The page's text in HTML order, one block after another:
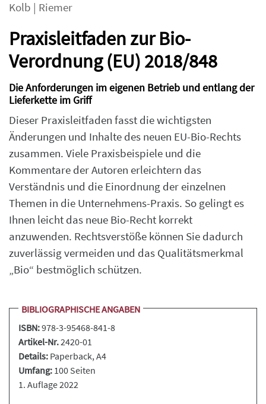
Kolb | Riemer
Praxisleitfaden zur Bio-
Verordnung (EU) 2018/848
Die Anforderungen im eigenen Betrieb und entlang der
Lieferkette im Griff
Dieser Praxisleitfaden fasst die wichtigsten
Änderungen und Inhalte des neuen EU-Bio-Rechts
zusammen. Viele Praxisbeispiele und die
Kommentare der Autoren erleichtern das
Verständnis und die Einordnung der einzelnen
Themen in die Unternehmens-Praxis. So gelingt es
Ihnen leicht das neue Bio-Recht korrekt
anzuwenden. Rechtsverstöße können Sie dadurch
zuverlässig vermeiden und das Qualitätsmerkmal
„Bio“ bestmöglich schützen.
BIBLIOGRAPHISCHE ANGABEN
ISBN:978-3-95468-841-8
Artikel-Nr.2420-01
Details: Paperback, A4
Umfang: 100 Seiten
1. Auflage 2022